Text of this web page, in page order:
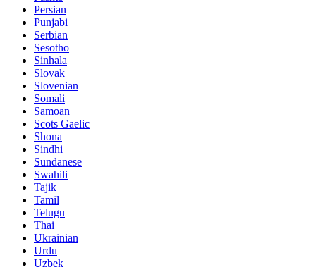
Persian
Punjabi
Serbian
Sesotho
Sinhala
Slovak
Slovenian
Somali
Samoan
Scots Gaelic
Shona
Sindhi
Sundanese
Swahili
Tajik
Tamil
Telugu
Thai
Ukrainian
Urdu
Uzbek